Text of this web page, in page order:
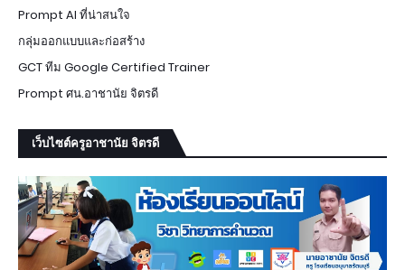
Prompt AI ที่น่าสนใจ
กลุ่มออกแบบและก่อสร้าง
GCT ทีม Google Certified Trainer
Prompt ศน.อาชานัย จิตรดี
เว็บไซต์ครูอาชานัย จิตรดี